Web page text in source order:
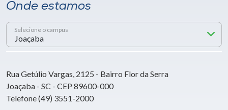
Onde estamos
Selecione o campus
Rua Getúlio Vargas, 2125 - Bairro Flor da Serra
Joaçaba - SC - CEP 89600-000
Telefone (49) 3551-2000